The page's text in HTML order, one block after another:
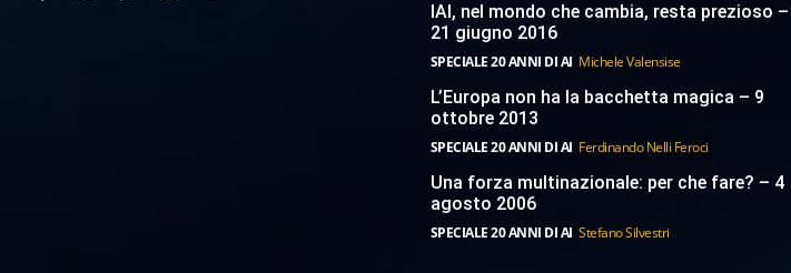
IAI, nel mondo che cambia, resta prezioso –
21 giugno 2016
SPECIALE 20 ANNI DI AI Michele Valensise
L’Europa non ha la bacchetta magica – 9
ottobre 2013
SPECIALE 20 ANNI DI AI Ferdinando Nelli Feroci
Una forza multinazionale: per che fare? – 4
agosto 2006
SPECIALE 20 ANNI DI AI Stefano Silvestri